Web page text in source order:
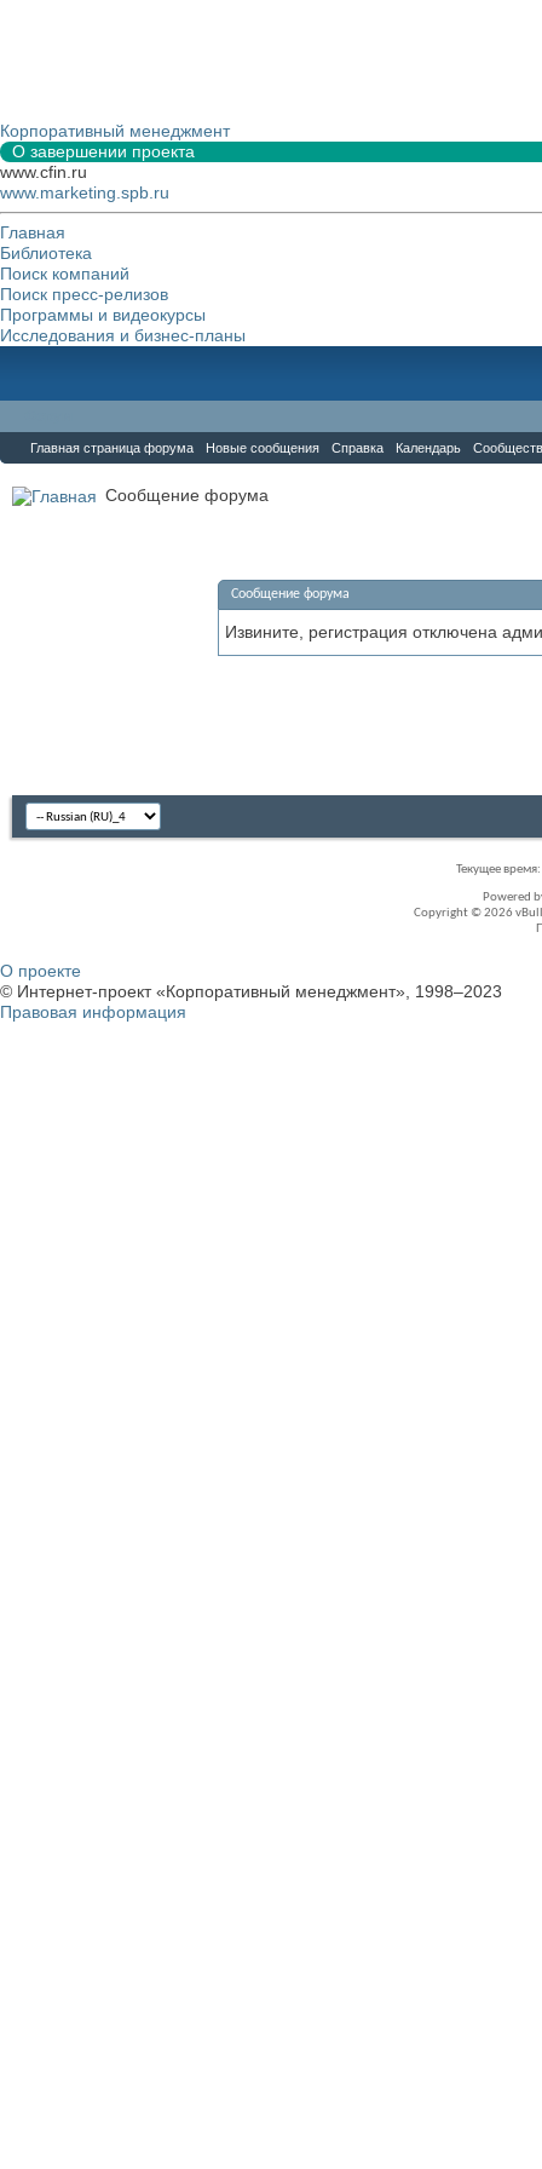
Корпоративный менеджмент
О завершении проекта
www.cfin.ru
www.marketing.spb.ru
Главная
Библиотека
Поиск компаний
Поиск пресс-релизов
Программы и видеокурсы
Исследования и бизнес-планы
Главная страница форума Новые сообщения Справка Календарь
Сообщение форума
Сообщение форума
Извините, регистрация отключена
Текущее время:
Powered
Copyright © 2026
О проекте
© Интернет-проект «Корпоративный менеджмент», 1998–2023
Правовая информация